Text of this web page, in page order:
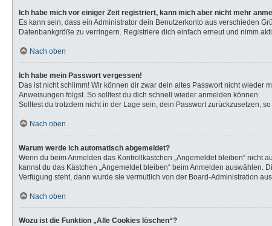
Ich habe mich vor einiger Zeit registriert, kann mich aber nicht mehr
Es kann sein, dass ein Administrator dein Benutzerkonto aus verschieden
Datenbankgröße zu verringern. Registriere dich einfach erneut und nimm
Nach oben
Ich habe mein Passwort vergessen!
Das ist nicht schlimm! Wir können dir zwar dein altes Passwort nicht wieder
Anweisungen folgst. So solltest du dich schnell wieder anmelden können.
Solltest du trotzdem nicht in der Lage sein, dein Passwort zurückzusetzen,
Nach oben
Warum werde ich automatisch abgemeldet?
Wenn du beim Anmelden das Kontrollkästchen „Angemeldet bleiben“
kannst du das Kästchen „Angemeldet bleiben“ beim Anmelden
Verfügung steht, dann wurde sie vermutlich von der Board-Administration
Nach oben
Wozu ist die Funktion „Alle Cookies löschen“?